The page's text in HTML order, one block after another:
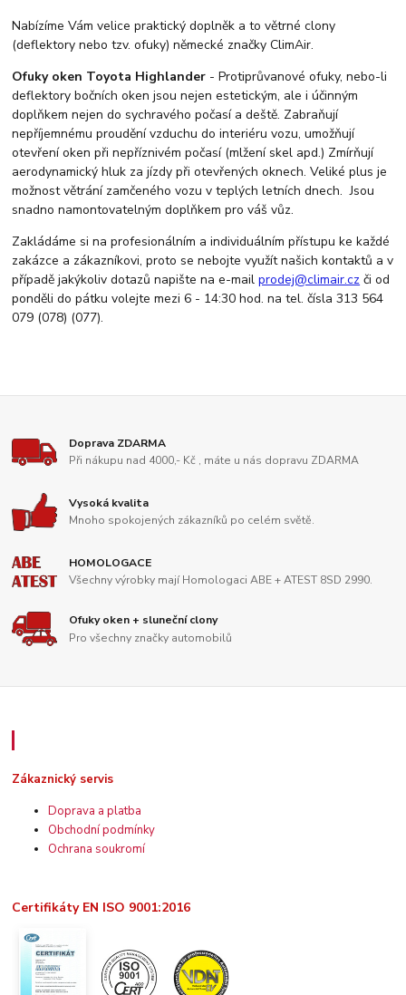
Nabízíme Vám velice praktický doplněk a to větrné clony
(deflektory nebo tzv. ofuky) německé značky ClimAir.
Ofuky oken Toyota Highlander - Protiprůvanové ofuky, nebo-li
deflektory bočních oken jsou nejen estetickým, ale i účinným
doplňkem nejen do sychravého počasí a deště. Zabraňují
nepříjemnému proudění vzduchu do interiéru vozu, umožňují
otevření oken při nepříznivém počasí (mlžení skel apd.) Zmírňují
aerodynamický hluk za jízdy při otevřených oknech. Veliké plus je
možnost větrání zamčeného vozu v teplých letních dnech. Jsou
snadno namontovatelným doplňkem pro váš vůz.
Zakládáme si na profesionálním a individuálním přístupu ke každé
zakázce a zákazníkovi, proto se nebojte využít našich kontaktů a v
případě jakýkoliv dotazů napište na e-mailprodej@climair.cz či od
ponděli do pátku volejte mezi 6 - 14:30 hod. na tel. čísla 313 564
079 (078) (077).
Doprava ZDARMA
Při nákupu nad 4000,- Kč , máte u nás dopravu ZDARMA
Vysoká kvalita
Mnoho spokojených zákazníků po celém světě.
HOMOLOGACE
Všechny výrobky mají Homologaci ABE + ATEST 8SD 2990.
Ofuky oken + sluneční clony
Pro všechny značky automobilů
Zákaznický servis
Doprava a platba
Obchodní podmínky
Ochrana soukromí
Certifikáty EN ISO 9001:2016